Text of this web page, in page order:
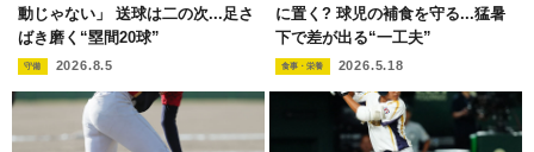
動じゃない」 送球は二の次...足さ
ばき磨く“塁間20球”
守備 2026.8.5
に置く? 球児の補食を守る...猛暑
下で差が出る“一工夫”
食事・栄養 2026.5.18